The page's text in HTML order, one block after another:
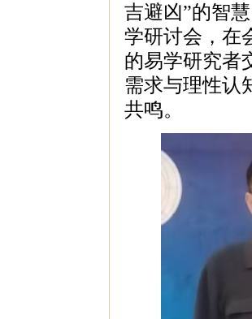
吉避凶”的智
学研讨会，在
的易学研究者
需求与理性认
共鸣。